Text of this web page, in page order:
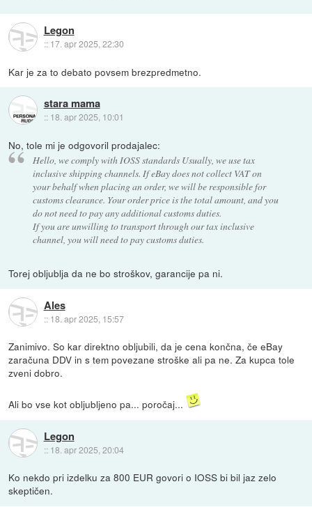
Legon
:: 17. apr 2025, 22:30
Kar je za to debato povsem brezpredmetno.
stara mama
:: 18. apr 2025, 10:01
No, tole mi je odgovoril prodajalec:
Hello, we comply with IOSS standards Usually, we use tax
inclusive shipping channels. If eBay does not collect VAT on
your behalf when placing an order, we will be responsible for
customs clearance. Your order price is the total amount, and you
do not need to pay any additional customs duties.
If you are unwilling to transport through our tax inclusive
channel, you will need to pay customs duties.
Torej obljublja da ne bo stroškov, garancije pa ni.
Ales
:: 18. apr 2025, 15:57
Zanimivo. So kar direktno obljubili, da je cena končna, če eBay
zaračuna DDV in s tem povezane stroške ali pa ne. Za kupca tole
zveni dobro.
Ali bo vse kot obljubljeno pa... poročaj...
Legon
:: 18. apr 2025, 20:04
Ko nekdo pri izdelku za 800 EUR govori o IOSS bi bil jaz zelo
skeptičen.